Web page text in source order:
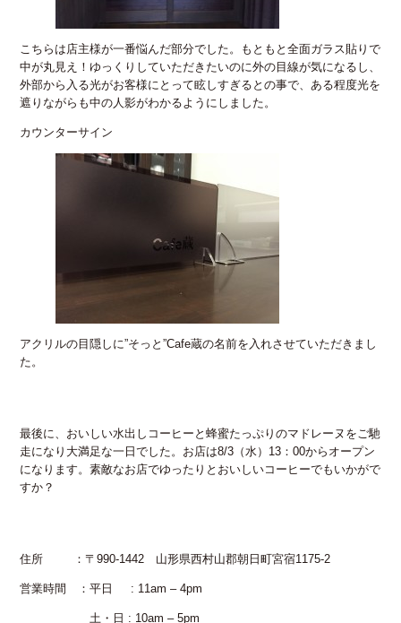
こちらは店主様が一番悩んだ部分でした。もともと全面ガラス貼りで
中が丸見え！ゆっくりしていただきたいのに外の目線が気になるし、
外部から入る光がお客様にとって眩しすぎるとの事で、ある程度光を
遮りながらも中の人影がわかるようにしました。
カウンターサイン
アクリルの目隠しに”そっと”Cafe蔵の名前を入れさせていただきまし
た。
最後に、おいしい水出しコーヒーと蜂蜜たっぷりのマドレーヌをご馳
走になり大満足な一日でした。お店は8/3（水）13：00からオープン
になります。素敵なお店でゆったりとおいしいコーヒーでもいかがで
すか？
住所 ：〒990-1442 山形県西村山郡朝日町宮宿1175-2
営業時間 ：平日 : 11am – 4pm
​​ 土・日 : 10am – 5pm